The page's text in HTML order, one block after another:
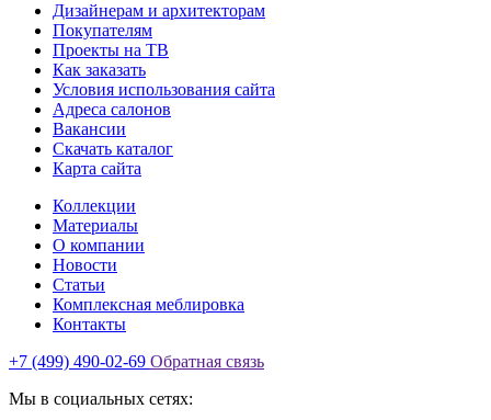
Дизайнерам и архитекторам
Покупателям
Проекты на ТВ
Как заказать
Условия использования сайта
Адреса салонов
Вакансии
Скачать каталог
Карта сайта
Коллекции
Материалы
О компании
Новости
Статьи
Комплексная меблировка
Контакты
+7 (499) 490-02-69 Обратная связь
Мы в социальных сетях: